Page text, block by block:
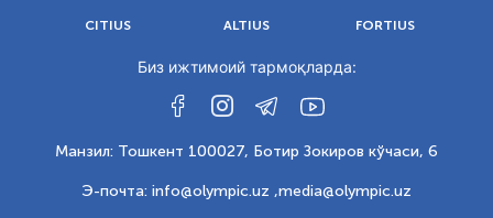
CITIUS ALTIUS FORTIUS
Биз ижтимоий тармоқларда:
Манзил: Тошкент 100027, Ботир Зокиров кўчаси, 6
Э-почта: info@olympic.uz ,media@olympic.uz